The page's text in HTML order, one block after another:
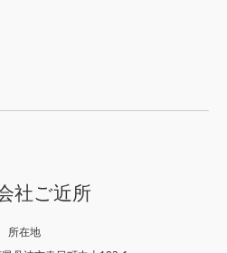
社ご近所
所在地